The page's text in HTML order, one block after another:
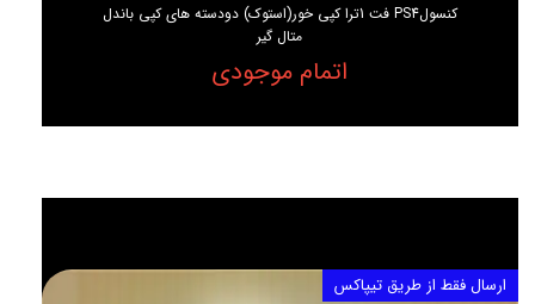
کنسولPS4 فت 1ترا کپی خور(استوک) دودسته های کپی باندل
متال گیر
اتمام موجودی
ارسال فقط از طریق تیپاکس